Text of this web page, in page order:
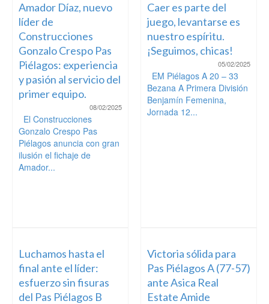
Amador Díaz, nuevo
líder de
Construcciones
Gonzalo Crespo Pas
Piélagos: experiencia
y pasión al servicio del
primer equipo.
08/02/2025
El Construcciones
Gonzalo Crespo Pas
Piélagos anuncia con gran
ilusión el fichaje de
Amador...
Caer es parte del
juego, levantarse es
nuestro espíritu.
¡Seguimos, chicas!
05/02/2025
EM Piélagos A 20 – 33
Bezana A Primera División
Benjamín Femenina,
Jornada 12...
Luchamos hasta el
final ante el líder:
esfuerzo sin fisuras
del Pas Piélagos B
Victoria sólida para
Pas Piélagos A (77-57)
ante Asica Real
Estate Amide